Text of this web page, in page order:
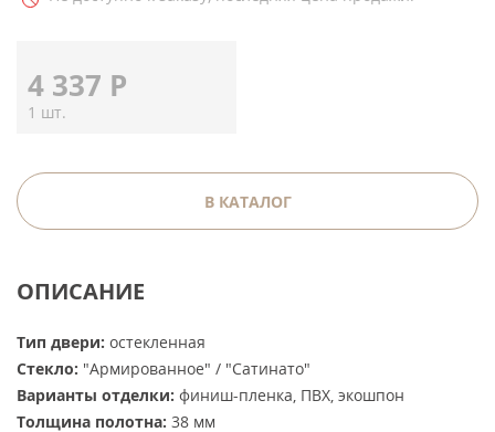
4 337 Р
1 шт.
В КАТАЛОГ
ОПИСАНИЕ
Тип двери: остекленная
Стекло: "Армированное" / "Сатинато"
Варианты отделки: финиш-пленка, ПВХ, экошпон
Толщина полотна: 38 мм